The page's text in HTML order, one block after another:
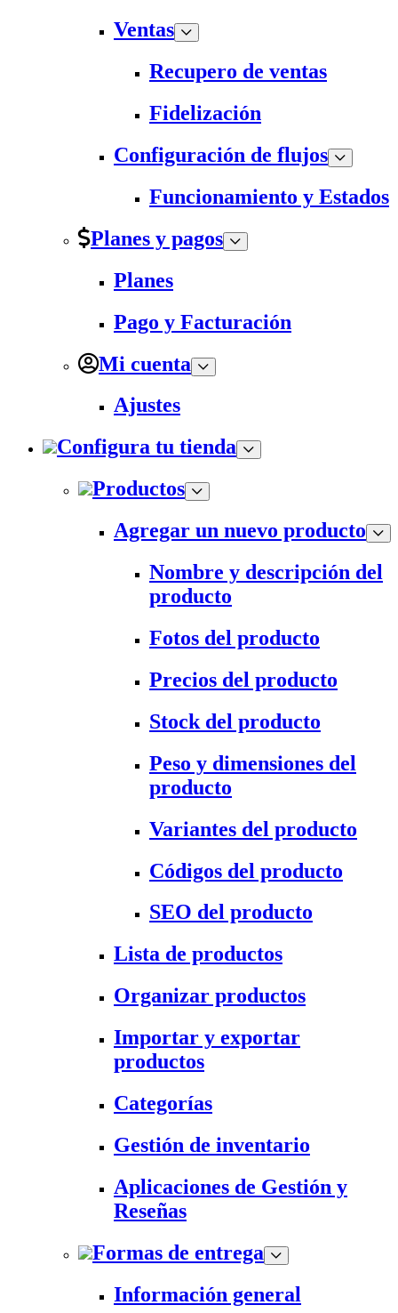
Ventas
Recupero de ventas
Fidelización
Configuración de flujos
Funcionamiento y Estados
Planes y pagos
Planes
Pago y Facturación
Mi cuenta
Ajustes
Configura tu tienda
Productos
Agregar un nuevo producto
Nombre y descripción del
producto
Fotos del producto
Precios del producto
Stock del producto
Peso y dimensiones del
producto
Variantes del producto
Códigos del producto
SEO del producto
Lista de productos
Organizar productos
Importar y exportar
productos
Categorías
Gestión de inventario
Aplicaciones de Gestión y
Reseñas
Formas de entrega
Información general